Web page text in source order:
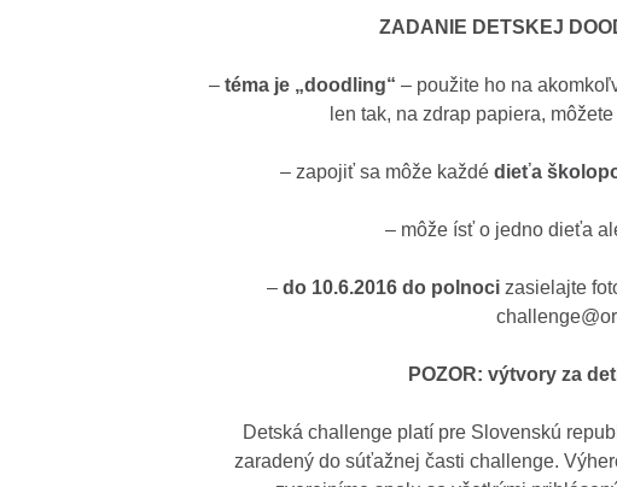
ZADANIE DETSKEJ
– téma je „doodling“ – použite ho na
len tak, na zdrap papiera,
– zapojiť sa môže každé dieťa
– môže ísť o jedno dieťa
– do 10.6.2016 do polnoci zasielajte
POZOR: výtvory za
Detská challenge platí pre Slovenskú
zaradený do súťažnej časti challenge.